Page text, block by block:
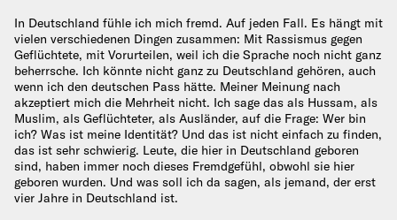
In Deutschland fühle ich mich fremd. Auf jeden Fall. Es hängt mit
vielen verschiedenen Dingen zusammen: Mit Rassismus gegen
Geflüchtete, mit Vorurteilen, weil ich die Sprache noch nicht ganz
beherrsche. Ich könnte nicht ganz zu Deutschland gehören, auch
wenn ich den deutschen Pass hätte. Meiner Meinung nach
akzeptiert mich die Mehrheit nicht. Ich sage das als Hussam, als
Muslim, als Geflüchteter, als Ausländer, auf die Frage: Wer bin
ich? Was ist meine Identität? Und das ist nicht einfach zu finden,
das ist sehr schwierig. Leute, die hier in Deutschland geboren
sind, haben immer noch dieses Fremdgefühl, obwohl sie hier
geboren wurden. Und was soll ich da sagen, als jemand, der erst
vier Jahre in Deutschland ist.